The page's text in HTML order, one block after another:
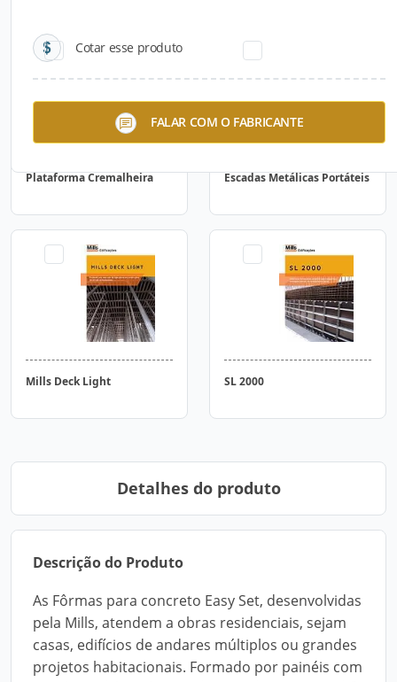
Cotar esse produto
FALAR COM O FABRICANTE
Plataforma Cremalheira Escadas Metálicas Portáteis
Mills Deck Light SL 2000
Detalhes do produto
Descrição do Produto
As Fôrmas para concreto Easy Set, desenvolvidas
pela Mills, atendem a obras residenciais, sejam
casas, edifícios de andares múltiplos ou grandes
projetos habitacionais. Formado por painéis com